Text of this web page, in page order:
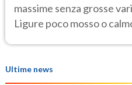
massime senza grosse
Ligure poco mosso o
Ultime news